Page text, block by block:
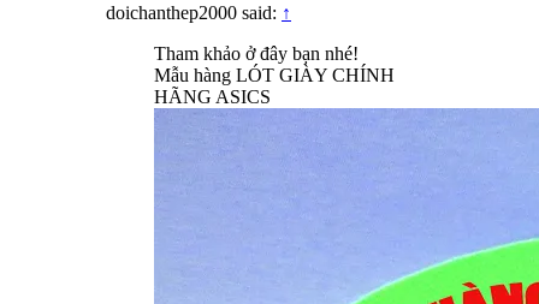
doichanthep2000 said: ↑
Tham khảo ở đây bạn nhé!
Mẫu hàng LÓT GIÀY CHÍNH
HÃNG ASICS